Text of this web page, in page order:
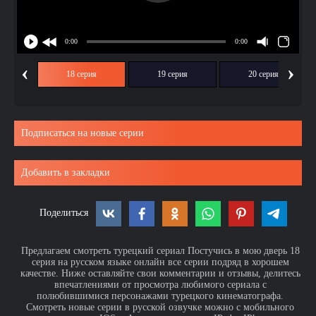
‹ 18 серия 19 серия 20 серия ›
Подписаться на новые серии
Добавить в закладки
Поделиться
Предлагаем смотреть турецкий сериал Постучись в мою дверь 18
серия на русском языке онлайн все серии подряд в хорошем
качестве. Ниже оставляйте свои комментарии и отзывы, делитесь
впечатлениями от просмотра любимого сериала с
полюбившимися персонажами турецкого кинематографа.
Смотреть новые серии в русской озвучке можно с мобильного